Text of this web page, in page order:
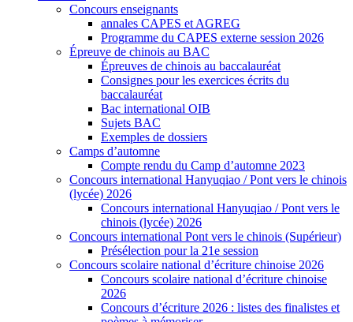
Concours enseignants
annales CAPES et AGREG
Programme du CAPES externe session 2026
Épreuve de chinois au BAC
Épreuves de chinois au baccalauréat
Consignes pour les exercices écrits du
baccalauréat
Bac international OIB
Sujets BAC
Exemples de dossiers
Camps d’automne
Compte rendu du Camp d’automne 2023
Concours international Hanyuqiao / Pont vers le chinois
(lycée) 2026
Concours international Hanyuqiao / Pont vers le
chinois (lycée) 2026
Concours international Pont vers le chinois (Supérieur)
Présélection pour la 21e session
Concours scolaire national d’écriture chinoise 2026
Concours scolaire national d’écriture chinoise
2026
Concours d’écriture 2026 : listes des finalistes et